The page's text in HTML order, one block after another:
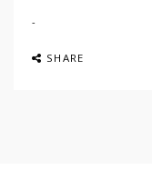
SHARE